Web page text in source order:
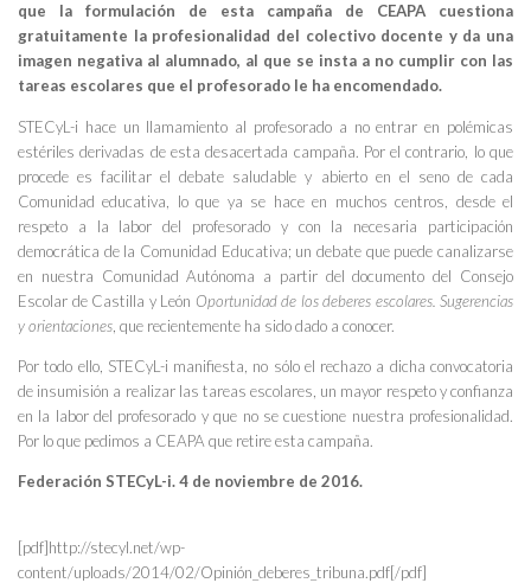
que la formulación de esta campaña de CEAPA cuestiona
gratuitamente la profesionalidad del colectivo docente y da una
imagen negativa al alumnado, al que se insta a no cumplir con las
tareas escolares que el profesorado le ha encomendado.
STECyL-i hace un llamamiento al profesorado a no entrar en polémicas
estériles derivadas de esta desacertada campaña. Por el contrario, lo que
procede es facilitar el debate saludable y abierto en el seno de cada
Comunidad educativa, lo que ya se hace en muchos centros, desde el
respeto a la labor del profesorado y con la necesaria participación
democrática de la Comunidad Educativa; un debate que puede canalizarse
en nuestra Comunidad Autónoma a partir del documento del Consejo
Escolar de Castilla y León Oportunidad de los deberes escolares. Sugerencias
y orientaciones , que recientemente ha sido dado a conocer.
Por todo ello, STECyL-i manifiesta, no sólo el rechazo a dicha convocatoria
de insumisión a realizar las tareas escolares, un mayor respeto y confianza
en la labor del profesorado y que no se cuestione nuestra profesionalidad.
Por lo que pedimos a CEAPA que retire esta campaña.
Federación STECyL-i. 4 de noviembre de 2016.
[pdf]http://stecyl.net/wp-
content/uploads/2014/02/Opinión_deberes_tribuna.pdf[/pdf]